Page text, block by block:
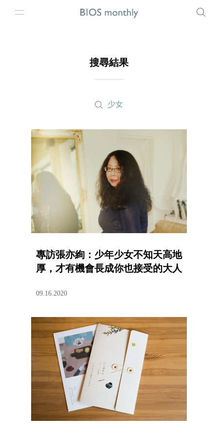
搜尋結果
少女
專訪張亦絢：少年少女不知天高地
厚，才有機會長成你也接受的大人
09.16.2020